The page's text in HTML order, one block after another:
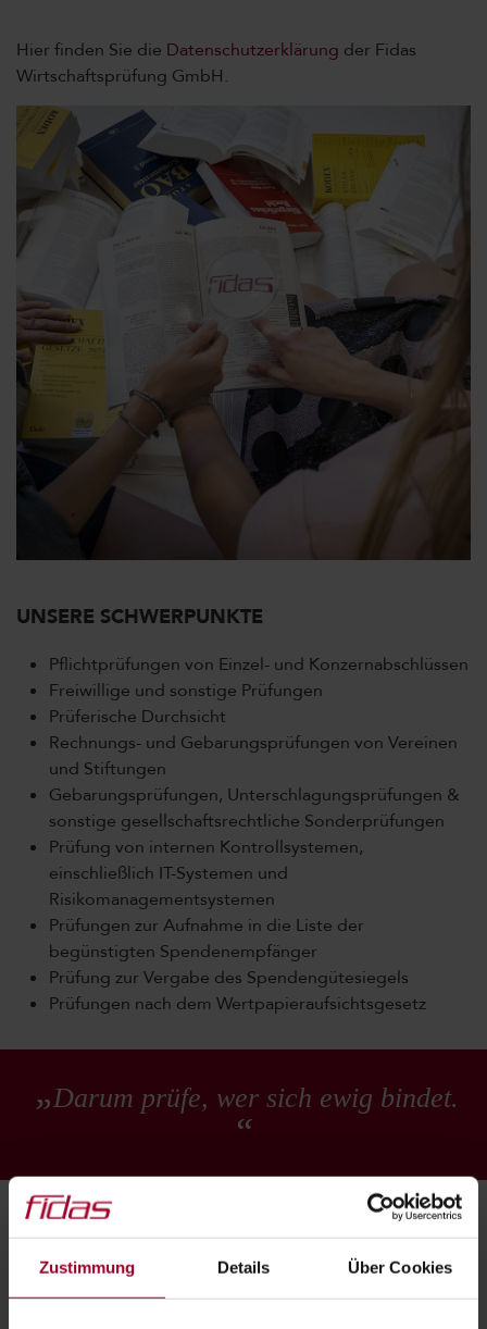
Zustimmung Details Über Cookies
Hier finden Sie die Datenschutzerklärung der Fidas
Wirtschaftsprüfung GmbH.
UNSERE SCHWERPUNKTE
Pflichtprüfungen von Einzel- und Konzernabschlüssen
Freiwillige und sonstige Prüfungen
Prüferische Durchsicht
Rechnungs- und Gebarungsprüfungen von Vereinen
und Stiftungen
Gebarungsprüfungen, Unterschlagungsprüfungen &
sonstige gesellschaftsrechtliche Sonderprüfungen
Prüfung von internen Kontrollsystemen,
einschließlich IT-Systemen und
Risikomanagementsystemen
Prüfungen zur Aufnahme in die Liste der
begünstigten Spendenempfänger
Prüfung zur Vergabe des Spendengütesiegels
Prüfungen nach dem Wertpapieraufsichtsgesetz
Darum prüfe, wer sich ewig bindet.